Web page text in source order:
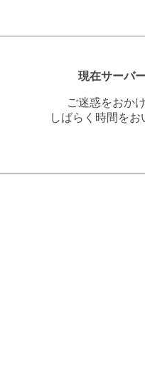
現在サーバ
ご迷惑をおか
しばらく時間を